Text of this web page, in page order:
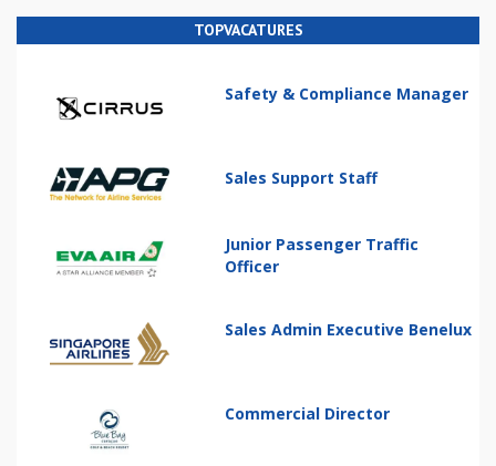
TOPVACATURES
Safety & Compliance Manager
Sales Support Staff
Junior Passenger Traffic
Officer
Sales Admin Executive Benelux
Commercial Director